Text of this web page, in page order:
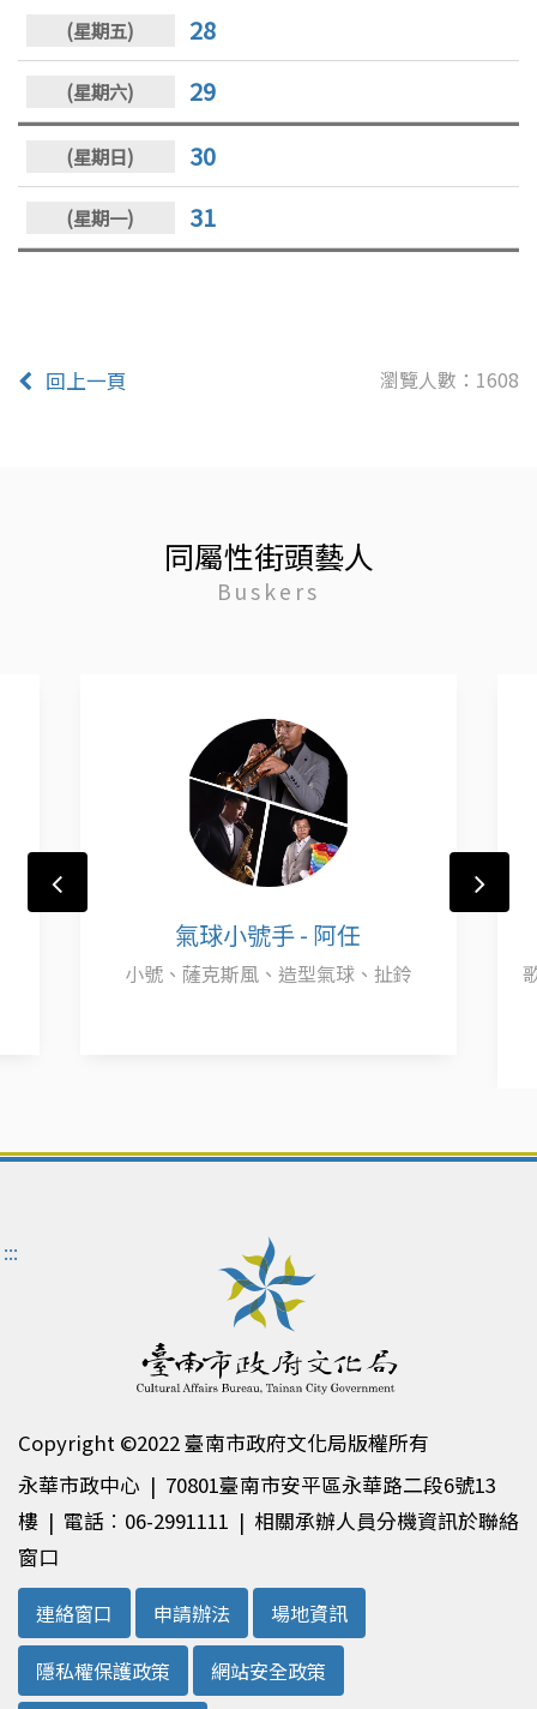
28
29
30
31
回上一頁 瀏覽人數：1608
同屬性街頭藝人
Buskers
氣球小號手 - 阿任
小號、薩克斯風、造型氣球、扯鈴
:::
Copyright ©2022 臺南市政府文化局版權所有
永華市政中心 | 70801臺南市安平區永華路二段6號13
樓 | 電話︰06-2991111 | 相關承辦人員分機資訊於聯絡
窗口
連絡窗口
申請辦法
場地資訊
隱私權保護政策
網站安全政策